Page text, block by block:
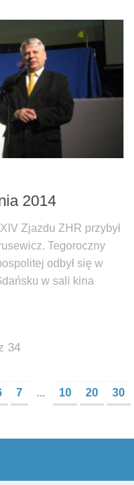
2014
Zjazdu ZHR przybył
Tegoroczny
odbył się w
w sali kina
34
7 ... 10 20
30